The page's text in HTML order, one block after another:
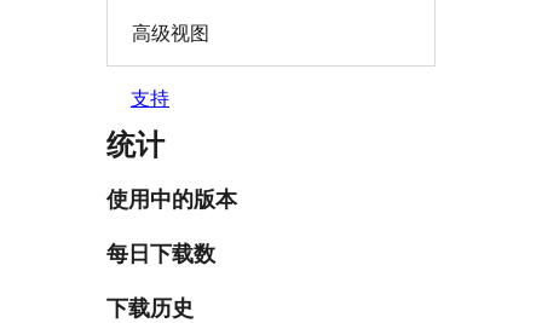
高级视图
支持
统计
使用中的版本
每日下载数
下载历史